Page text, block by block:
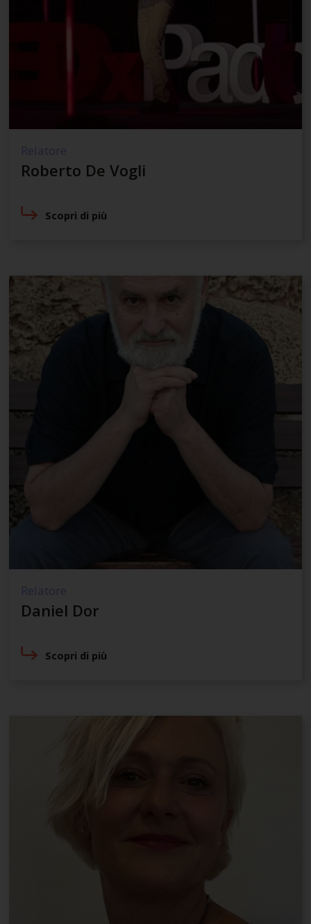
Relatore
Roberto De Vogli
Scopri di più
Relatore
Daniel Dor
Scopri di più